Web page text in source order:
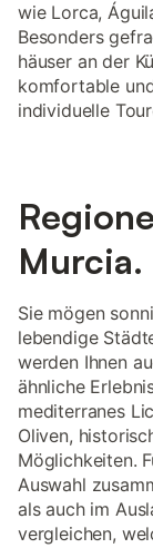
wie Lorca,
Besonders
häuser an der
komfortable
individuelle
Murcia.
Sie mögen
lebendige
werden Ihnen
ähnliche
mediterranes
Oliven,
Möglichkeiten.
Auswahl
als auch im
vergleichen,